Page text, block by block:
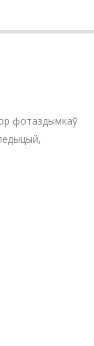
фотаздымкаў